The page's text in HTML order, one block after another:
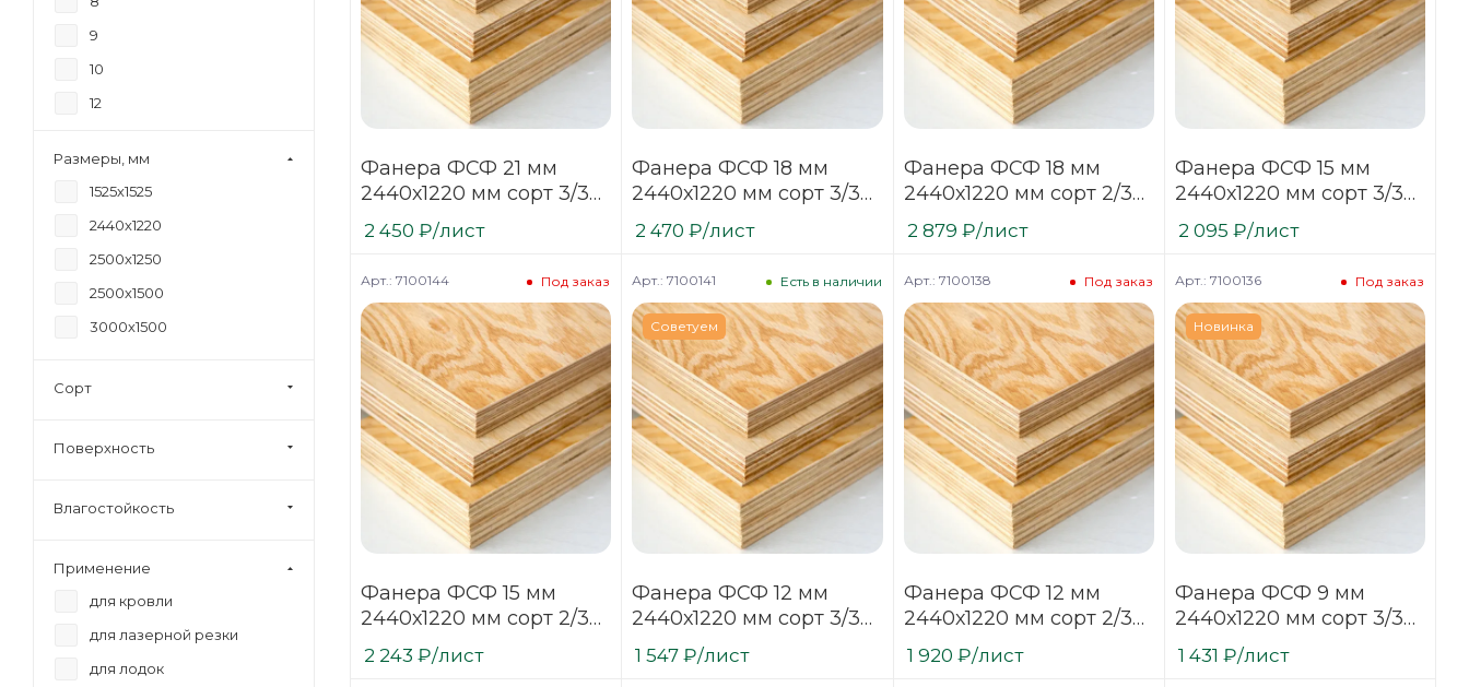
Фанера ФСФ 21 мм
2440х1220 мм сорт 3/3
нешлифованная
хвойная
2 450 ₽/лист
Фанера ФСФ 18 мм
2440х1220 мм сорт 3/3
нешлифованная
хвойная
2 470 ₽/лист
Фанера ФСФ 18 мм
2440х1220 мм сорт 2/3
шлифованная хвойная
2 879 ₽/лист
Фанера ФСФ 15 мм
2440х1220 мм сорт 3/3
нешлифованная
хвойная
2 095 ₽/лист
Фанера ФСФ 15 мм
2440х1220 мм сорт 2/3
шлифованная хвойная
Под заказ
Арт.: 7100144
2 243 ₽/лист
Советуем
Фанера ФСФ 12 мм
2440х1220 мм сорт 3/3
нешлифованная
хвойная
Есть в наличии
Арт.: 7100141
1 547 ₽/лист
Фанера ФСФ 12 мм
2440х1220 мм сорт 2/3
шлифованная хвойная
Под заказ
Арт.: 7100138
1 920 ₽/лист
Новинка
Фанера ФСФ 9 мм
2440х1220 мм сорт 3/3
нешлифованная
хвойная
Под заказ
Арт.: 7100136
1 431 ₽/лист
9
10
12
18
Размеры, мм
1525х1525
2440х1220
2500х1250
2500х1500
3000х1500
Сорт
Поверхность
Влагостойкость
Применение
для кровли
для лазерной резки
для лодок